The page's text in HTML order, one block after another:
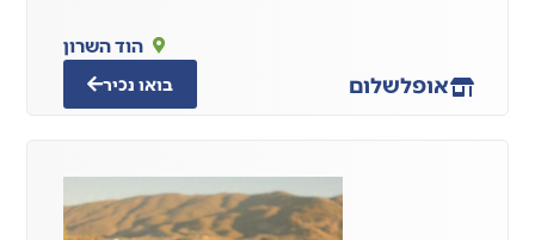
אופלשלום
הוד השרון
בואו נכיר